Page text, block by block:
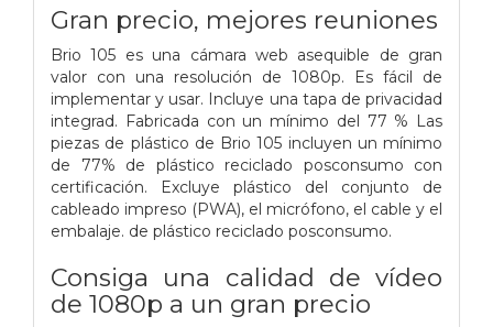
Gran precio, mejores reuniones
Brio 105 es una cámara web asequible de gran
valor con una resolución de 1080p. Es fácil de
implementar y usar. Incluye una tapa de privacidad
integrad. Fabricada con un mínimo del 77 % Las
piezas de plástico de Brio 105 incluyen un mínimo
de 77% de plástico reciclado posconsumo con
certificación. Excluye plástico del conjunto de
cableado impreso (PWA), el micrófono, el cable y el
embalaje. de plástico reciclado posconsumo.
Consiga una calidad de vídeo
de 1080p a un gran precio